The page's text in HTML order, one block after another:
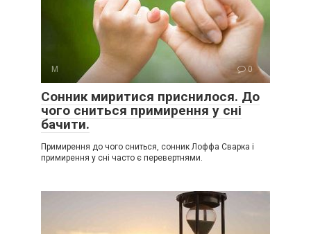
М 0
Сонник миритися приснилося. До
чого сниться примирення у сні
бачити.
Примирення до чого сниться, сонник Лоффа Сварка і
примирення у сні часто є перевертнями.